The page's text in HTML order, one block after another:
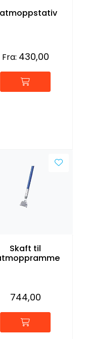
Fra: 430,00
Skaft til
744,00